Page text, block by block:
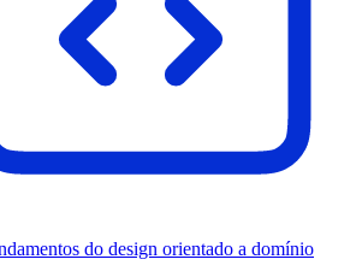
do design orientado a domínio